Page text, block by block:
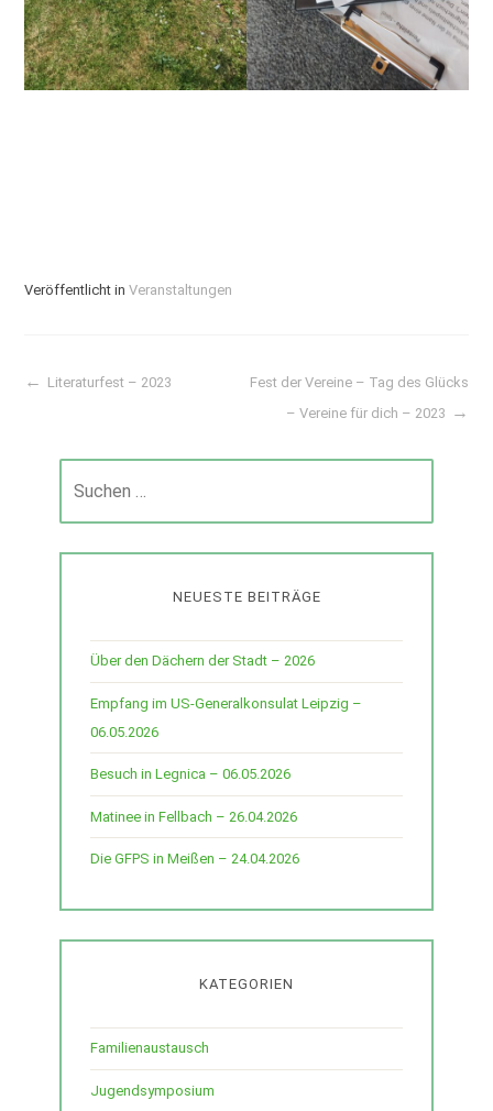
Veröffentlicht inVeranstaltungen
Literaturfest – 2023
Fest der Vereine – Tag des Glücks
– Vereine für dich – 2023
nach:
NEUESTE BEITRÄGE
Über den Dächern der Stadt – 2026
Empfang im US-Generalkonsulat Leipzig –
06.05.2026
Besuch in Legnica – 06.05.2026
Matinee in Fellbach – 26.04.2026
Die GFPS in Meißen – 24.04.2026
KATEGORIEN
Familienaustausch
Jugendsymposium